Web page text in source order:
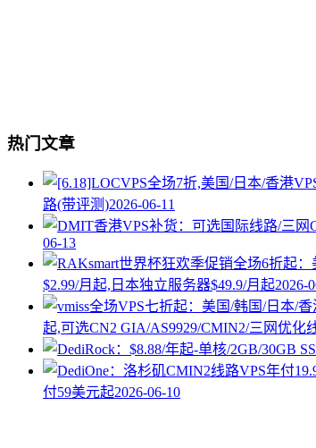
热门文章
路(带评测)2026-06-11
06-13
$2.99/月起,日本独立服务器$49.9/月起2026-
起,可选CN2 GIA/AS9929/CMIN2/三网优化
付59美元起2026-06-10